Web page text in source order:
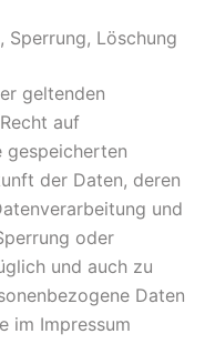
Sperrung, Löschung
geltenden
auf
gespeicherten
der Daten, deren
und
oder
und auch zu
Daten
im Impressum